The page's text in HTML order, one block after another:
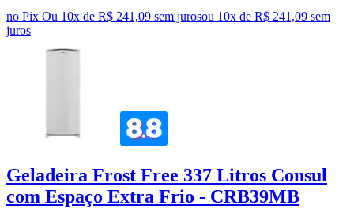
no Pix Ou 10x de R$ 241,09 sem jurosou 10x de R$ 241,09 sem
juros
Geladeira Frost Free 337 Litros Consul
com Espaço Extra Frio - CRB39MB